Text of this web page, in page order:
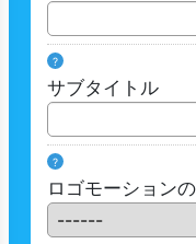
?
サブタ
?
ロゴモーショ